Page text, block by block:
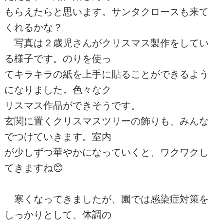
もらえたらと思います。サンタクロースも来て
くれるかな？
写真は２歳児さんがクリスマス製作をしてい
る様子です。のりを使っ
てキラキラの紙を上手に貼ることができるよう
になりました。色々なク
リスマス作品ができそうです。
玄関に置くクリスマスツリーの飾りも、みんな
でつけていきます。室内
が少しずつ華やかになっていくと、ワクワクし
てきますね😊
寒くなってきましたが、園では感染症対策を
しっかりとして、体調の